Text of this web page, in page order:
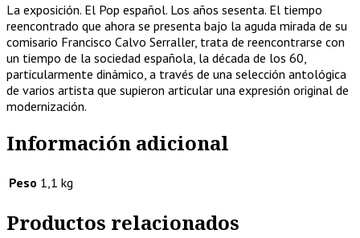
La exposición. El Pop español. Los años sesenta. El tiempo
reencontrado que ahora se presenta bajo la aguda mirada de su
comisario Francisco Calvo Serraller, trata de reencontrarse con
un tiempo de la sociedad española, la década de los 60,
particularmente dinámico, a través de una selección antológica
de varios artista que supieron articular una expresión original de
modernización.
Información adicional
Peso 1,1 kg
Productos relacionados